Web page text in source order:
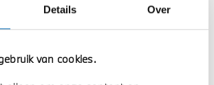
Details Over
van cookies.
LED koplampen worden ook donkere,
optimaal verlicht. De koplampen